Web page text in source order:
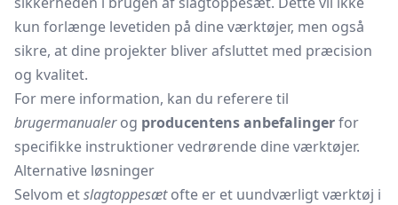
kun forlænge levetiden på dine værktøjer, men også
sikre, at dine projekter bliver afsluttet med præcision
og kvalitet.
For mere information, kan du referere til
brugermanualerog producentens anbefalingerfor
specifikke instruktioner vedrørende dine værktøjer.
Alternative løsninger
Selvom etslagtoppesætofte er et uundværligt værktøj i